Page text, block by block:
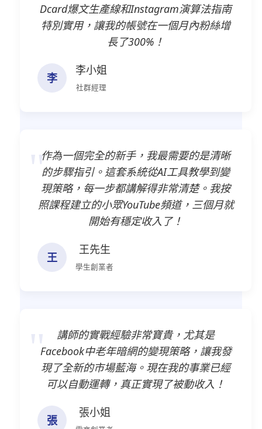
Dcard爆文生產線和Instagram演算法指南
特別實用，讓我的帳號在一個月內粉絲增
長了300%！
李
李小姐
社群經理
作為一個完全的新手，我最需要的是清晰
的步驟指引。這套系統從AI工具教學到變
現策略，每一步都講解得非常清楚。我按
照課程建立的小眾YouTube頻道，三個月就
開始有穩定收入了！
王
王先生
學生創業者
講師的實戰經驗非常寶貴，尤其是
Facebook中老年暗網的變現策略，讓我發
現了全新的市場藍海。現在我的事業已經
可以自動運轉，真正實現了被動收入！
張
張小姐